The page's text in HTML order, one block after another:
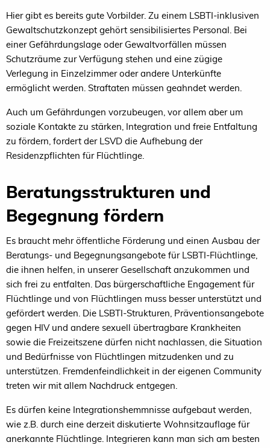
Hier gibt es bereits gute Vorbilder. Zu einem LSBTI-inklusiven
Gewaltschutzkonzept gehört sensibilisiertes Personal. Bei
einer Gefährdungslage oder Gewaltvorfällen müssen
Schutzräume zur Verfügung stehen und eine zügige
Verlegung in Einzelzimmer oder andere Unterkünfte
ermöglicht werden. Straftaten müssen geahndet werden.
Auch um Gefährdungen vorzubeugen, vor allem aber um
soziale Kontakte zu stärken, Integration und freie Entfaltung
zu fördern, fordert der LSVD die Aufhebung der
Residenzpflichten für Flüchtlinge.
Beratungsstrukturen und
Begegnung fördern
Es braucht mehr öffentliche Förderung und einen Ausbau der
Beratungs- und Begegnungsangebote für LSBTI-Flüchtlinge,
die ihnen helfen, in unserer Gesellschaft anzukommen und
sich frei zu entfalten. Das bürgerschaftliche Engagement für
Flüchtlinge und von Flüchtlingen muss besser unterstützt und
gefördert werden. Die LSBTI-Strukturen, Präventionsangebote
gegen HIV und andere sexuell übertragbare Krankheiten
sowie die Freizeitszene dürfen nicht nachlassen, die Situation
und Bedürfnisse von Flüchtlingen mitzudenken und zu
unterstützen. Fremdenfeindlichkeit in der eigenen Community
treten wir mit allem Nachdruck entgegen.
Es dürfen keine Integrationshemmnisse aufgebaut werden,
wie z.B. durch eine derzeit diskutierte Wohnsitzauflage für
anerkannte Flüchtlinge. Integrieren kann man sich am besten